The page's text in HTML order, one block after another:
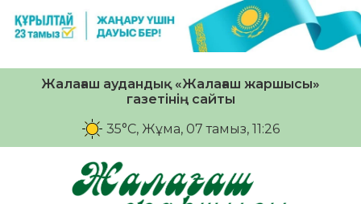
Жалағаш аудандық «Жалағаш жаршысы»
газетінің сайты
35°C, Жұма, 07 тамыз, 11:26